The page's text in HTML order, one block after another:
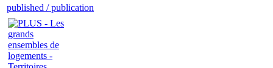
published / publication